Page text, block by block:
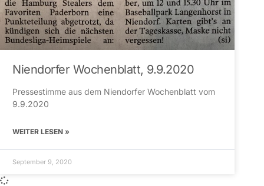
Niendorfer Wochenblatt, 9.9.2020
Pressestimme aus dem Niendorfer Wochenblatt vom
9.9.2020
WEITER LESEN »
September 9, 2020